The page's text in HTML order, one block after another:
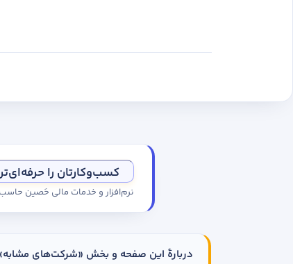
کسب‌وکارتان را
نرم‌افزار و خدمات مالی حَصین
دربارهٔ این صفحه و بخش «شرکت‌های